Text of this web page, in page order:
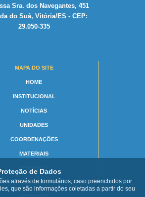
de Dados
através de formulários, caso preenchidos por
que são informações coletadas a partir do seu
Sra. dos Navegantes, 451
do Suá, Vitória/ES - CEP:
29.050-335
MAPA DO SITE
HOME
INSTITUCIONAL
NOTÍCIAS
UNIDADES
COORDENAÇÕES
MATERIAIS
EVENTOS
CURSOS